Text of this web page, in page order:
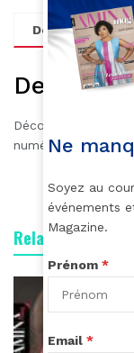
Description
Découvrez le
numérique de
Related products
Ne
Soyez au
événements
Magazine.
Prénom *
Email *